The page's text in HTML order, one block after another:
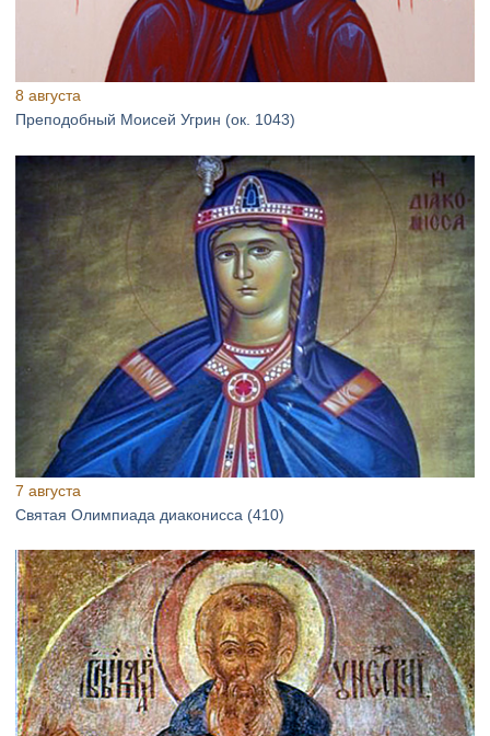
8 августа
Преподобный Моисей Угрин (ок. 1043)
7 августа
Святая Олимпиада диаконисса (410)